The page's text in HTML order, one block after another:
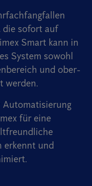
die sofort auf
Smart kann in
System sowohl
und ober-
werden.
für eine
erkennt und